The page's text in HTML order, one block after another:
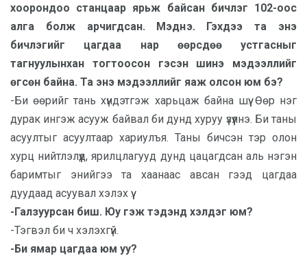
хоорондоо станцаар ярьж байсан бичлэг 102-оос
алга болж арчигдсан. Мэднэ. Гэхдээ та энэ
бичлэгийг цагдаа нар өөрсдөө устгасныг
тагнуулынхан тогтоосон гэсэн шинэ мэдээллийг
өгсөн байна. Та энэ мэдээллийг яаж олсон юм бэ?
-Би өөрийг тань хүндэтгэж харьцаж байна шүү. Өөр нэг
дурак ингэж асууж байвал би дунд хуруу үзүүлнэ. Би таны
асуултыг асуултаар хариулъя. Таны бичсэн тэр олон
хурц нийтлэлүүд, ярилцлагууд дунд цацагдсан аль нэгэн
баримтыг энийгээ та хаанаас авсан гээд цагдаа
дуудаад асуувал хэлэх үү.
-Галзуурсан биш. Юу гэж тэдэнд хэлдэг юм?
-Тэгвэл би ч хэлэхгүй.
-Би ямар цагдаа юм уу?